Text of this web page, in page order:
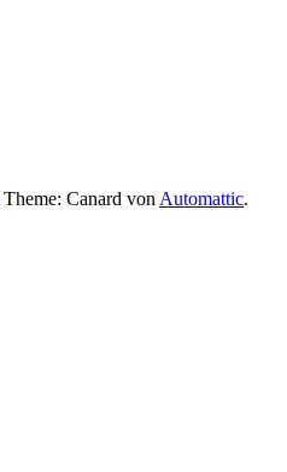
Theme: Canard von Automattic.